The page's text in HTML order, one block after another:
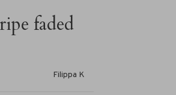
faded
Filippa K